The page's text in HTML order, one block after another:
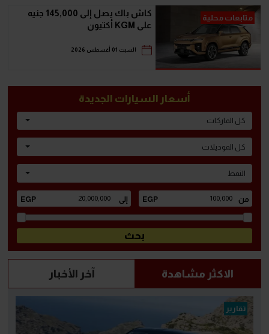
متابعات محلية
كاش باك يصل إلى 145,000 جنيه
على KGM أكتيون
السبت 01 أغسطس 2026
أسعار السيارات الجديدة
كل الماركات
كل الموديلات
النمط
الاكثر مشاهدة آخر الأخبار
تقارير